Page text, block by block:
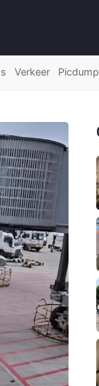
Verkeer